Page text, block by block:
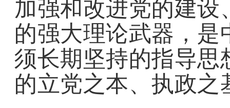
加强和改进党的建
的强大理论武器，
须长期坚持的指导思
的立党之本、执政之